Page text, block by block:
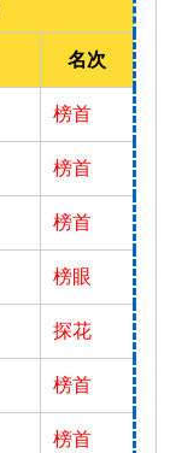
名次
榜首
榜首
榜首
榜眼
探花
榜首
榜首